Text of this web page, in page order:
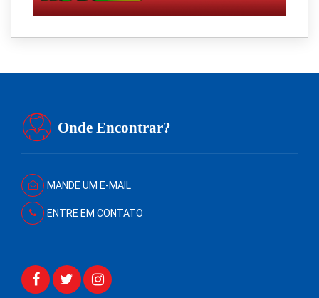
Onde Encontrar?
MANDE UM E-MAIL
ENTRE EM CONTATO